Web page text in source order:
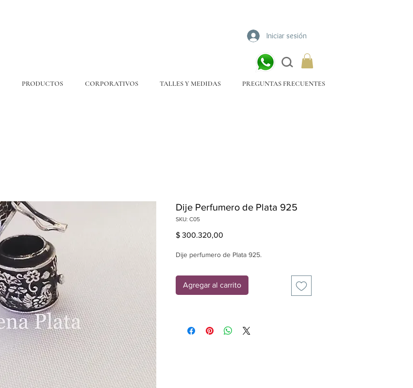
Iniciar sesión
PRODUCTOS CORPORATIVOS TALLES Y MEDIDAS PREGUNTAS FRECUENTES
Dije Perfumero de Plata 925
SKU: C05
$ 300.320,00
Dije perfumero de Plata 925.
Agregar al carrito